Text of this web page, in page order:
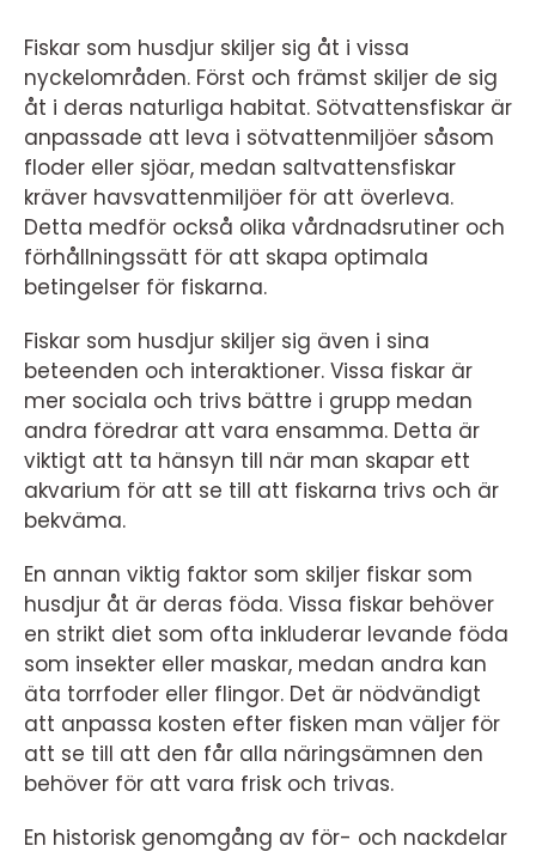
Fiskar som husdjur skiljer sig åt i vissa
nyckelområden. Först och främst skiljer de sig
åt i deras naturliga habitat. Sötvattensfiskar är
anpassade att leva i sötvattenmiljöer såsom
floder eller sjöar, medan saltvattensfiskar
kräver havsvattenmiljöer för att överleva.
Detta medför också olika vårdnadsrutiner och
förhållningssätt för att skapa optimala
betingelser för fiskarna.
Fiskar som husdjur skiljer sig även i sina
beteenden och interaktioner. Vissa fiskar är
mer sociala och trivs bättre i grupp medan
andra föredrar att vara ensamma. Detta är
viktigt att ta hänsyn till när man skapar ett
akvarium för att se till att fiskarna trivs och är
bekväma.
En annan viktig faktor som skiljer fiskar som
husdjur åt är deras föda. Vissa fiskar behöver
en strikt diet som ofta inkluderar levande föda
som insekter eller maskar, medan andra kan
äta torrfoder eller flingor. Det är nödvändigt
att anpassa kosten efter fisken man väljer för
att se till att den får alla näringsämnen den
behöver för att vara frisk och trivas.
En historisk genomgång av för- och nackdelar